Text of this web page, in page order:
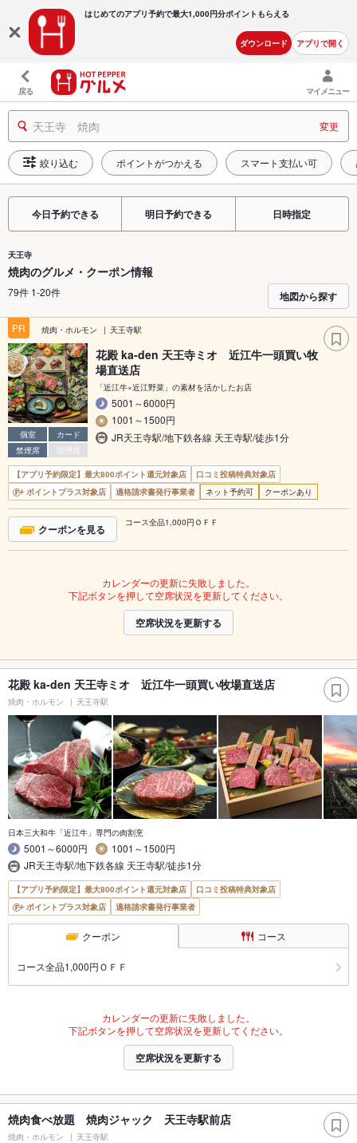
はじめてのアプリ予約で最大1,000円分ポイントもらえる
ダウンロード アプリで開く
戻る マイメニュー
天王寺 焼肉 変更
絞り込む ポイントがつかえる スマート支払い可
今日予約できる 明日予約できる 日時指定
天王寺
焼肉のグルメ・クーポン情報
79件 1-20件 地図から探す
PR 焼肉・ホルモン 天王寺駅
個室
カード
禁煙席
喫煙席
花殿 ka-den 天王寺ミオ 近江牛一頭買い牧
場直送店
「近江牛×近江野菜」の素材を活かしたお店
5001～6000円
1001～1500円
JR天王寺駅/地下鉄各線 天王寺駅/徒歩1分
【アプリ予約限定】最大800ポイント還元対象店
口コミ投稿特典対象店
ポイントプラス対象店
適格請求書発行事業者 ネット予約可 クーポンあり
クーポンを見る コース全品1,000円ＯＦＦ
カレンダーの更新に失敗しました。
下記ボタンを押して空席状況を更新してください。
空席状況を更新する
花殿 ka-den 天王寺ミオ 近江牛一頭買い牧場直送店
焼肉・ホルモン 天王寺駅
日本三大和牛「近江牛」専門の肉割烹
5001～6000円
1001～1500円
JR天王寺駅/地下鉄各線 天王寺駅/徒歩1分
【アプリ予約限定】最大800ポイント還元対象店
口コミ投稿特典対象店
ポイントプラス対象店
適格請求書発行事業者
クーポン コース
コース全品1,000円ＯＦＦ
カレンダーの更新に失敗しました。
下記ボタンを押して空席状況を更新してください。
空席状況を更新する
焼肉食べ放題 焼肉ジャック 天王寺駅前店
焼肉・ホルモン 天王寺駅